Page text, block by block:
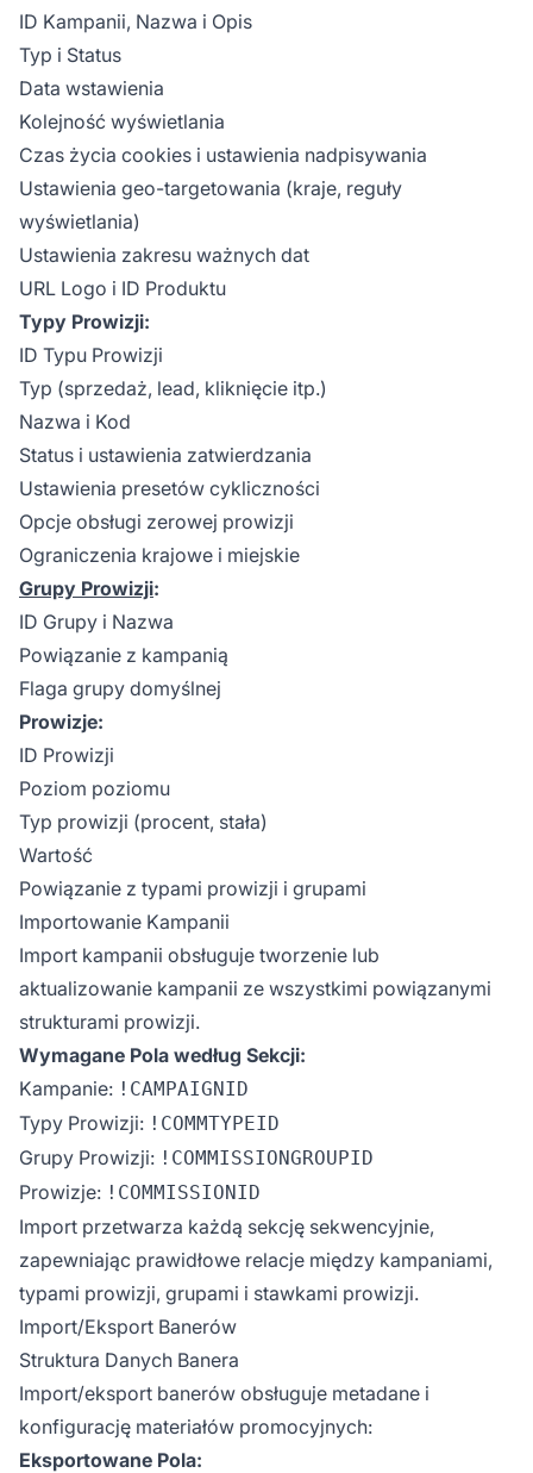
ID Kampanii, Nazwa i Opis
Typ i Status
Data wstawienia
Kolejność wyświetlania
Czas życia cookies i ustawienia nadpisywania
Ustawienia geo-targetowania (kraje, reguły
wyświetlania)
Ustawienia zakresu ważnych dat
URL Logo i ID Produktu
Typy Prowizji:
ID Typu Prowizji
Typ (sprzedaż, lead, kliknięcie itp.)
Nazwa i Kod
Status i ustawienia zatwierdzania
Ustawienia presetów cykliczności
Opcje obsługi zerowej prowizji
Ograniczenia krajowe i miejskie
Grupy Prowizji:
ID Grupy i Nazwa
Powiązanie z kampanią
Flaga grupy domyślnej
Prowizje:
ID Prowizji
Poziom poziomu
Typ prowizji (procent, stała)
Wartość
Powiązanie z typami prowizji i grupami
Importowanie Kampanii
Import kampanii obsługuje tworzenie lub
aktualizowanie kampanii ze wszystkimi powiązanymi
strukturami prowizji.
Wymagane Pola według Sekcji:
Kampanie: !CAMPAIGNID
Typy Prowizji: !COMMTYPEID
Grupy Prowizji: !COMMISSIONGROUPID
Prowizje: !COMMISSIONID
Import przetwarza każdą sekcję sekwencyjnie,
zapewniając prawidłowe relacje między kampaniami,
typami prowizji, grupami i stawkami prowizji.
Import/Eksport Banerów
Struktura Danych Banera
Import/eksport banerów obsługuje metadane i
konfigurację materiałów promocyjnych:
Eksportowane Pola: